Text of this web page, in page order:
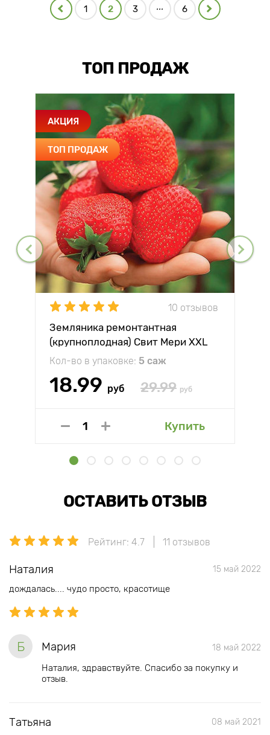
1 2 3 ... 6
ТОП ПРОДАЖ
АКЦИЯ
ТОП ПРОДАЖ
10 отзывов
Земляника ремонтантная
(крупноплодная) Свит Мери XXL
Кол-во в упаковке: 5 саж
18.99 руб 29.99 руб
Купить
ОСТАВИТЬ ОТЗЫВ
Рейтинг: 4.7 11 отзывов
Наталия 15 май 2022
дождалась.... чудо просто, красотище
Б Мария 18 май 2022
Наталия, здравствуйте. Спасибо за покупку и
отзыв.
Татьяна 08 май 2021